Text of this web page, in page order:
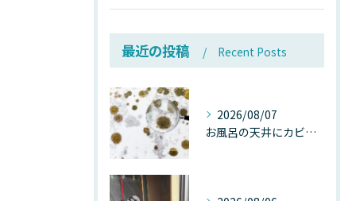
最近の投稿 Recent Posts
2026/08/07
お風呂の天井にカビが生えたら要注意！2026年8月の猛暑・高湿度で急増する浴室カビの原因と正しい対策